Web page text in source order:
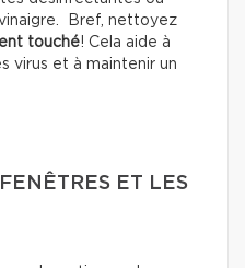
vinaigre. Bref, nettoyez
touché! Cela aide à
virus et à maintenir un
ET LES